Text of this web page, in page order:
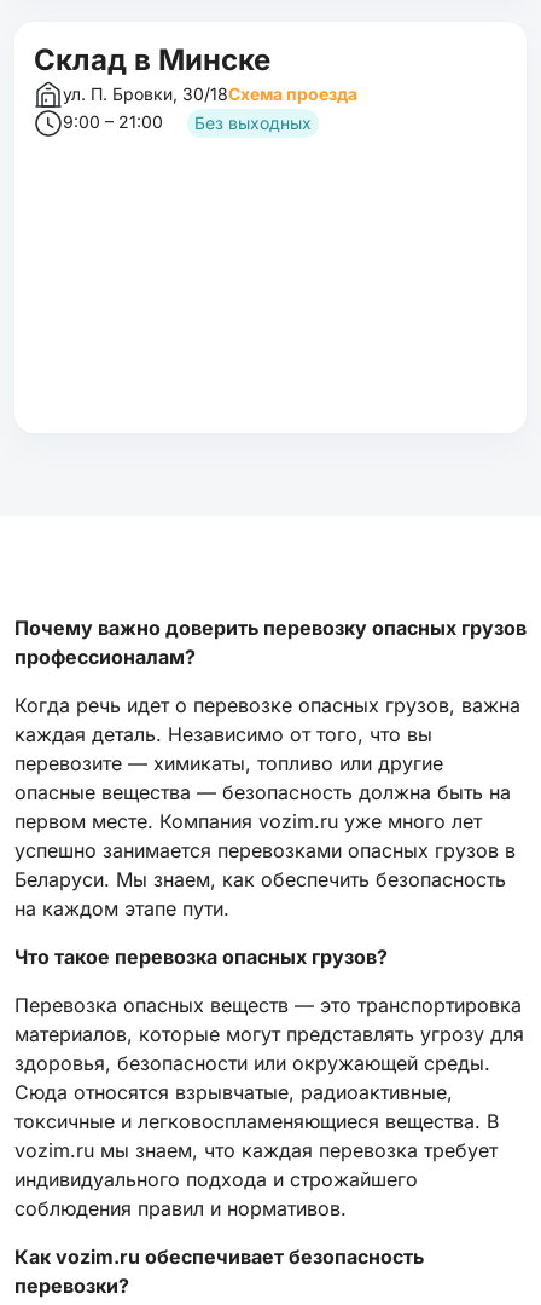
Склад в Минске
ул. П. Бровки, 30/18Схема проезда
9:00 – 21:00
Без выходных
Почему важно доверить перевозку опасных грузов
профессионалам?
Когда речь идет о перевозке опасных грузов, важна
каждая деталь. Независимо от того, что вы
перевозите — химикаты, топливо или другие
опасные вещества — безопасность должна быть на
первом месте. Компания vozim.ru уже много лет
успешно занимается перевозками опасных грузов в
Беларуси. Мы знаем, как обеспечить безопасность
на каждом этапе пути.
Что такое перевозка опасных грузов?
Перевозка опасных веществ — это транспортировка
материалов, которые могут представлять угрозу для
здоровья, безопасности или окружающей среды.
Сюда относятся взрывчатые, радиоактивные,
токсичные и легковоспламеняющиеся вещества. В
vozim.ru мы знаем, что каждая перевозка требует
индивидуального подхода и строжайшего
соблюдения правил и нормативов.
Как vozim.ru обеспечивает безопасность
перевозки?